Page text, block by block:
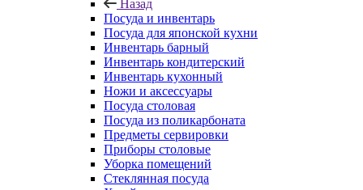
Назад
Посуда и инвентарь
Посуда для японской кухни
Инвентарь барный
Инвентарь кондитерский
Инвентарь кухонный
Ножи и аксессуары
Посуда столовая
Посуда из поликарбоната
Предметы сервировки
Приборы столовые
Уборка помещений
Стеклянная посуда